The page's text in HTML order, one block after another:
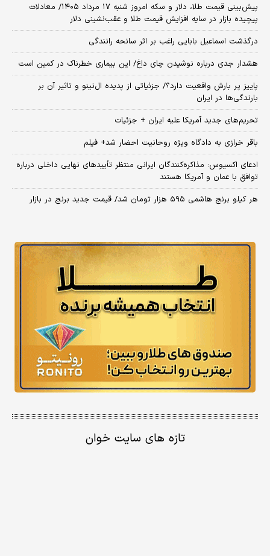
پیش‌بینی قیمت طلا، دلار و سکه امروز شنبه ۱۷ مرداد ۱۴۰۵/ معادلات
پیچیده بازار در سایه افزایش قیمت طلا و عقب‌نشینی دلار
درگذشت اسماعیل بابایی راغب بر اثر سانحه رانندگی
هشدار جدی درباره نوشیدن چای داغ/ این بیماری خطرناک در کمین است
پاییز پر بارش واقعیت دارد؟/ جزئیاتی از پدیده ال‌نینو و تاثیر آن بر
بارندگی‌ها در ایران
تحریم‌های جدید آمریکا علیه ایران + جزئیات
باقر خرازی به دادگاه ویژه روحانیت احضار شد+ فیلم
ادعای اکسیوس: مذاکره‌کنندگان ایرانی منتظر تأییدهای نهایی داخلی درباره
توافق با عمان و آمریکا هستند
هر کیلو برنج هاشمی ۵۹۵ هزار تومان شد/ قیمت جدید برنج در بازار
تازه های سایت خوان